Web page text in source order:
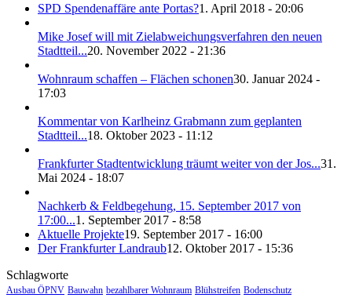
SPD Spendenaffäre ante Portas?1. April 2018 - 20:06
Mike Josef will mit Zielabweichungsverfahren den neuen
Stadtteil...20. November 2022 - 21:36
Wohnraum schaffen – Flächen schonen30. Januar 2024 -
17:03
Kommentar von Karlheinz Grabmann zum geplanten
Stadtteil...18. Oktober 2023 - 11:12
Frankfurter Stadtentwicklung träumt weiter von der Jos...31.
Mai 2024 - 18:07
Nachkerb & Feldbegehung, 15. September 2017 von
17:00...1. September 2017 - 8:58
Aktuelle Projekte19. September 2017 - 16:00
Der Frankfurter Landraub12. Oktober 2017 - 15:36
Schlagworte
Ausbau ÖPNV Bauwahn bezahlbarer Wohnraum Blühstreifen Bodenschutz